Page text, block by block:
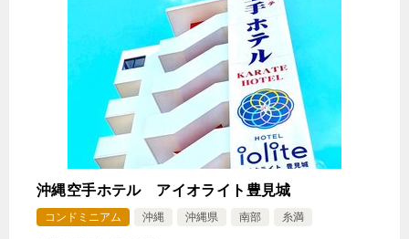
沖縄空手ホテル アイオライト豊見城
コンドミニアム 沖縄 沖縄県 南部 糸満